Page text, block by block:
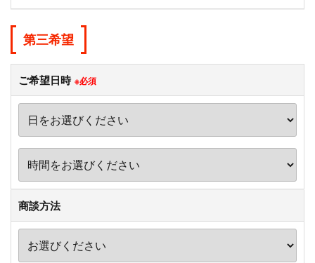
第三希望
ご希望日時 ※必須
商談方法